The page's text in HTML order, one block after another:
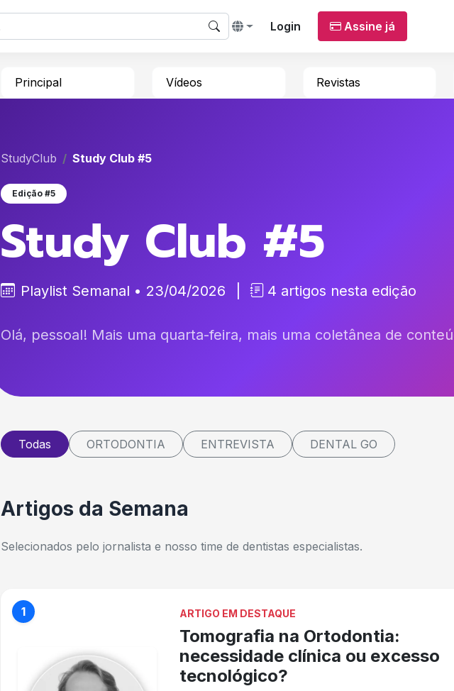
Login Assine já
Principal Vídeos Revistas
StudyClub Study Club #5
Edição #5
Study Club #5
Playlist Semanal • 23/04/2026 4 artigos nesta edição
Olá, pessoal! Mais uma quarta-feira, mais uma coletânea de
Todas ORTODONTIA ENTREVISTA DENTAL GO
Artigos da Semana
Selecionados pelo jornalista e nosso time de dentistas especialistas.
1 ARTIGO EM DESTAQUE
Tomografia na Ortodontia:
necessidade clínica ou excesso
tecnológico?